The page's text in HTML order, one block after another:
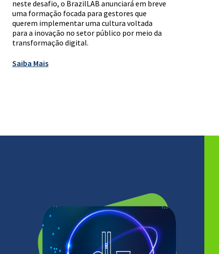
neste desafio, o BrazilLAB anunciará em breve
uma formação focada para gestores que
querem implementar uma cultura voltada
para a inovação no setor público por meio da
transformação digital.
Saiba Mais